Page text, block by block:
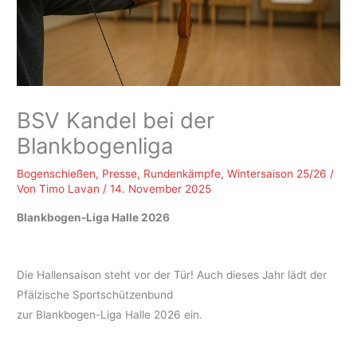
BSV Kandel bei der
Blankbogenliga
Bogenschießen, Presse, Rundenkämpfe,Wintersaison 25/26 /
VonTimo Lavan /14. November 2025
Blankbogen-Liga Halle 2026
Die Hallensaison steht vor der Tür! Auch dieses Jahr lädt der
Pfälzische Sportschützenbund
zur Blankbogen-Liga Halle 2026 ein.